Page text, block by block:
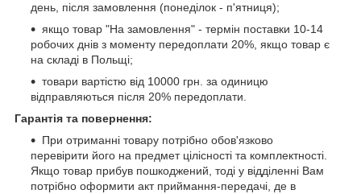
день, після замовлення (понеділок - п'ятниця);
якщо товар "На замовлення" - термін поставки 10-14
робочих днів з моменту передоплати 20%, якщо товар є
на складі в Польщі;
товари вартістю від 10000 грн. за одиницю
відправляються після 20% передоплати.
Гарантія та повернення:
При отриманні товару потрібно обов'язково
перевірити його на предмет цілісності та комплектності.
Якщо товар прибув пошкоджений, тоді у відділенні Вам
потрібно оформити акт приймання-передачі, де в